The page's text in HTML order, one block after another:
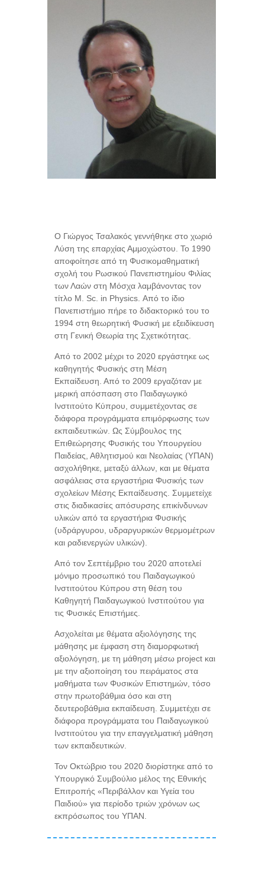
Ο Γιώργος Τσαλακός γεννήθηκε στο χωριό
Λύση της επαρχίας Αμμοχώστου. Το 1990
αποφοίτησε από τη Φυσικομαθηματική
σχολή του Ρωσικού Πανεπιστημίου Φιλίας
των Λαών στη Μόσχα λαμβάνοντας τον
τίτλο M. Sc. in Physics. Από το ίδιο
Πανεπιστήμιο πήρε το διδακτορικό του το
1994 στη θεωρητική Φυσική με εξειδίκευση
στη Γενική Θεωρία της Σχετικότητας.
Από το 2002 μέχρι το 2020 εργάστηκε ως
καθηγητής Φυσικής στη Μέση
Εκπαίδευση. Από το 2009 εργαζόταν με
μερική απόσπαση στο Παιδαγωγικό
Ινστιτούτο Κύπρου, συμμετέχοντας σε
διάφορα προγράμματα επιμόρφωσης των
εκπαιδευτικών. Ως Σύμβουλος της
Επιθεώρησης Φυσικής του Υπουργείου
Παιδείας, Αθλητισμού και Νεολαίας (ΥΠΑΝ)
ασχολήθηκε, μεταξύ άλλων, και με θέματα
ασφάλειας στα εργαστήρια Φυσικής των
σχολείων Μέσης Εκπαίδευσης. Συμμετείχε
στις διαδικασίες απόσυρσης επικίνδυνων
υλικών από τα εργαστήρια Φυσικής
(υδράργυρου, υδραργυρικών θερμομέτρων
και ραδιενεργών υλικών).
Από τον Σεπτέμβριο του 2020 αποτελεί
μόνιμο προσωπικό του Παιδαγωγικού
Ινστιτούτου Κύπρου στη θέση του
Καθηγητή Παιδαγωγικού Ινστιτούτου για
τις Φυσικές Επιστήμες.
Ασχολείται με θέματα αξιολόγησης της
μάθησης με έμφαση στη διαμορφωτική
αξιολόγηση, με τη μάθηση μέσω project και
με την αξιοποίηση του πειράματος στα
μαθήματα των Φυσικών Επιστημών, τόσο
στην πρωτοβάθμια όσο και στη
δευτεροβάθμια εκπαίδευση. Συμμετέχει σε
διάφορα προγράμματα του Παιδαγωγικού
Ινστιτούτου για την επαγγελματική μάθηση
των εκπαιδευτικών.
Τον Οκτώβριο του 2020 διορίστηκε από το
Υπουργικό Συμβούλιο μέλος της Εθνικής
Επιτροπής «Περιβάλλον και Υγεία του
Παιδιού» για περίοδο τριών χρόνων ως
εκπρόσωπος του ΥΠΑΝ.